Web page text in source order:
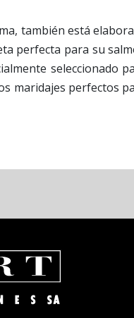
también está
perfecta para su
seleccionado
maridajes perfectos